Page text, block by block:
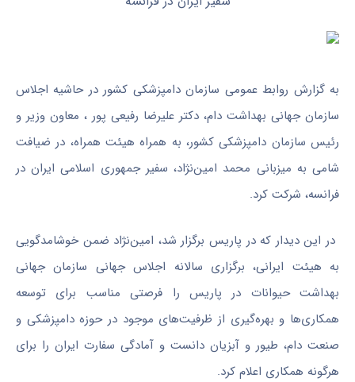
به گزارش روابط عمومی سازمان دامپزشکی کشور در حاشیه اجلاس
سازمان جهانی بهداشت دام، دکتر علیرضا رفیعی پور ، معاون وزیر و
رئیس سازمان دامپزشکی کشور، به همراه هیئت همراه، در ضیافت
شامی به میزبانی محمد امین‌نژاد، سفیر جمهوری اسلامی ایران در
فرانسه، شرکت کرد.
در این دیدار که در پاریس برگزار شد، امین‌نژاد ضمن خوشامدگویی
به هیئت ایرانی، برگزاری سالانه اجلاس جهانی سازمان جهانی
بهداشت حیوانات در پاریس را فرصتی مناسب برای توسعه
همکاری‌ها و بهره‌گیری از ظرفیت‌های موجود در حوزه دامپزشکی و
صنعت دام، طیور و آبزیان دانست و آمادگی سفارت ایران را برای
هرگونه همکاری اعلام کرد.